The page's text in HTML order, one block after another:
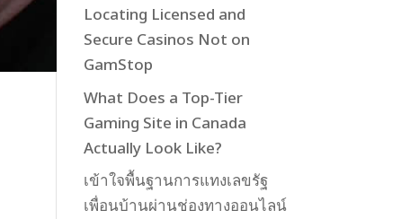
Locating Licensed and
Secure Casinos Not on
GamStop
What Does a Top-Tier
Gaming Site in Canada
Actually Look Like?
เข้าใจพื้นฐานการแทงเลขรัฐ
เพื่อนบ้านผ่านช่องทางออนไลน์